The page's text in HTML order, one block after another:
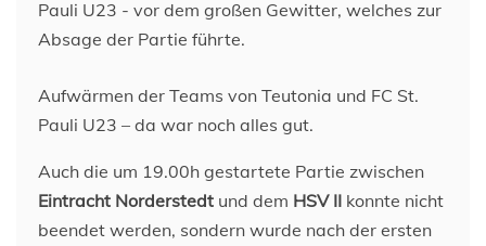
Aufwärmen der Teams von Teutonia und FC St.
Pauli U23 – da war noch alles gut.
Auch die um 19.00h gestartete Partie zwischen
Eintracht Norderstedt und dem HSV II konnte nicht
beendet werden, sondern wurde nach der ersten